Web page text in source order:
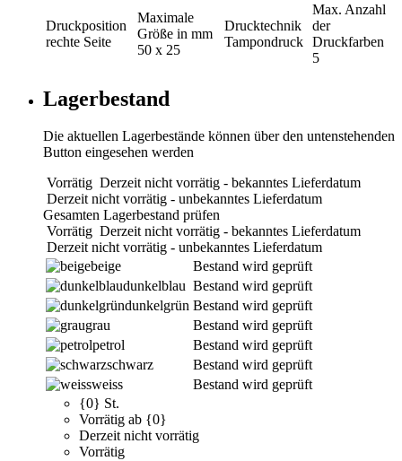
Druckposition
rechte Seite
Maximale
Größe in mm
50 x 25
Drucktechnik
Tampondruck
Max. Anzahl
der
Druckfarben
5
Lagerbestand
Die aktuellen Lagerbestände können über den untenstehenden
Button eingesehen werden
Vorrätig Derzeit nicht vorrätig - bekanntes Lieferdatum
Derzeit nicht vorrätig - unbekanntes Lieferdatum
Gesamten Lagerbestand prüfen
Vorrätig Derzeit nicht vorrätig - bekanntes Lieferdatum
Derzeit nicht vorrätig - unbekanntes Lieferdatum
beige
Bestand wird geprüft
dunkelblau Bestand wird geprüft
dunkelgrün Bestand wird geprüft
grau
Bestand wird geprüft
petrol
Bestand wird geprüft
schwarz
Bestand wird geprüft
weiss
Bestand wird geprüft
{0} St.
Vorrätig ab {0}
Derzeit nicht vorrätig
Vorrätig